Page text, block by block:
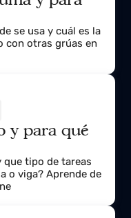
se usa y cuál es la
con otras grúas en